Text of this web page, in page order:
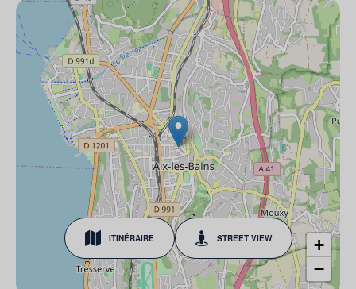
ITINÉRAIRE STREET VIEW
+
−